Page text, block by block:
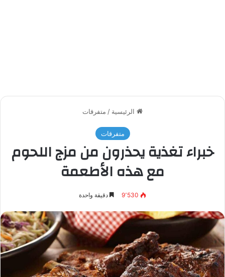
الرئيسية / متفرقات
متفرقات
خبراء تغذية يحذرون من مزج اللحوم
مع هذه الأطعمة
9٬530 دقيقة واحدة